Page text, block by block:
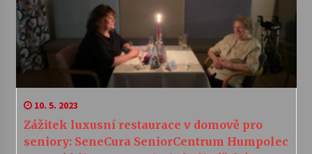
10. 5. 2023
Zážitek luxusní restaurace v domově pro
seniory: SeneCura SeniorCentrum Humpolec